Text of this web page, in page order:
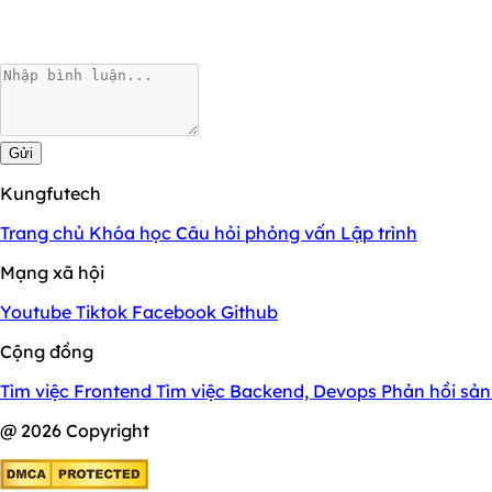
Gửi
Kungfutech
Trang chủ Khóa học Câu hỏi phỏng vấn Lập trình
Mạng xã hội
Youtube Tiktok Facebook Github
Cộng đồng
Tìm việc Frontend Tìm việc Backend, Devops Phản hồi
@ 2026 Copyright